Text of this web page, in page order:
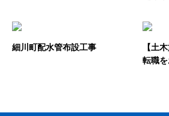
細川町配水管布設工事
【土
転職